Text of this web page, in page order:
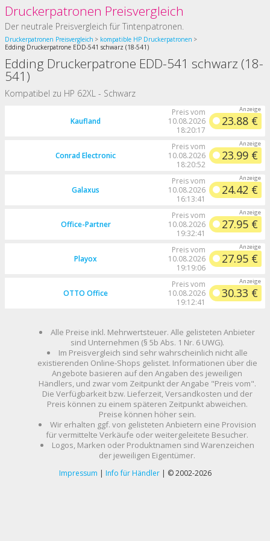
Druckerpatronen Preisvergleich
Der neutrale Preisvergleich für Tintenpatronen.
Druckerpatronen Preisvergleich
kompatible HP Druckerpatronen
Edding Druckerpatrone EDD-541 schwarz (18-541)
Edding Druckerpatrone EDD-541 schwarz (18-
541)
Kompatibel zu HP 62XL - Schwarz
Kaufland
Preis vom
10.08.2026
18:20:17
23.88 €
Conrad Electronic
Preis vom
10.08.2026
18:20:52
23.99 €
Galaxus
Preis vom
10.08.2026
16:13:41
24.42 €
Office-Partner
Preis vom
10.08.2026
19:32:41
27.95 €
Playox
Preis vom
10.08.2026
19:19:06
27.95 €
OTTO Office
Preis vom
10.08.2026
19:12:41
30.33 €
Alle Preise inkl. Mehrwertsteuer. Alle gelisteten Anbieter
sind Unternehmen (§ 5b Abs. 1 Nr. 6 UWG).
Im Preisvergleich sind sehr wahrscheinlich nicht alle
existierenden Online-Shops gelistet. Informationen über die
Angebote basieren auf den Angaben des jeweiligen
Händlers, und zwar vom Zeitpunkt der Angabe "Preis vom".
Die Verfügbarkeit bzw. Lieferzeit, Versandkosten und der
Preis können zu einem späteren Zeitpunkt abweichen.
Preise können höher sein.
Wir erhalten ggf. von gelisteten Anbietern eine Provision
für vermittelte Verkäufe oder weitergeleitete Besucher.
Logos, Marken oder Produktnamen sind Warenzeichen
der jeweiligen Eigentümer.
Impressum | Info für Händler| © 2002-2026